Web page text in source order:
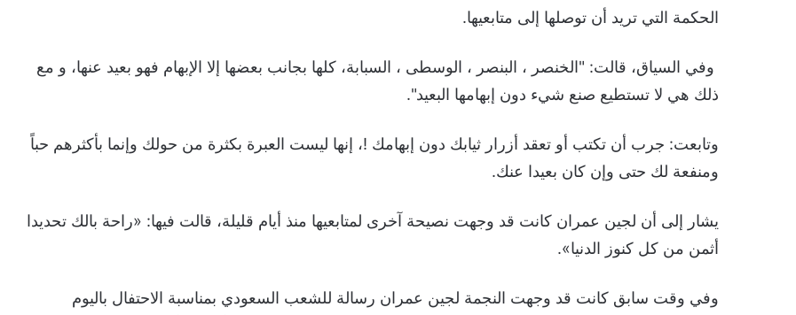
الحكمة التي تريد أن توصلها إلى متابعيها.
وفي السياق، قالت: "الخنصر ، البنصر ، الوسطى ، السبابة، كلها بجانب بعضها إلا الإبهام فهو بعيد عنها، و مع
ذلك هي لا تستطيع صنع شيء دون إبهامها البعيد".
وتابعت: جرب أن تكتب أو تعقد أزرار ثيابك دون إبهامك !، إنها ليست العبرة بكثرة من حولك وإنما بأكثرهم حباً
ومنفعة لك حتى وإن كان بعيدا عنك.
يشار إلى أن لجين عمران كانت قد وجهت نصيحة آخرى لمتابعيها منذ أيام قليلة، قالت فيها: «راحة بالك تحديدا
أثمن من كل كنوز الدنيا».
وفي وقت سابق كانت قد وجهت النجمة لجين عمران رسالة للشعب السعودي بمناسبة الاحتفال باليوم